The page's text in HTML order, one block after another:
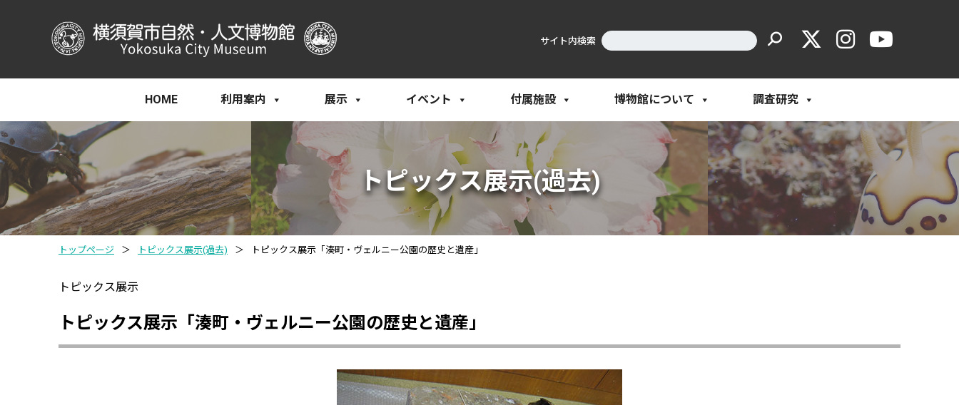
サイト内検索
HOME 利用案内 展示 イベント 付属施設 博物館について 調査研究
トピックス展示(過去)
トップページ ＞ トピックス展示(過去) ＞ トピックス展示「湊町・ヴェルニー公園の歴史と遺産」
トピックス展示
トピックス展示「湊町・ヴェルニー公園の歴史と遺産」